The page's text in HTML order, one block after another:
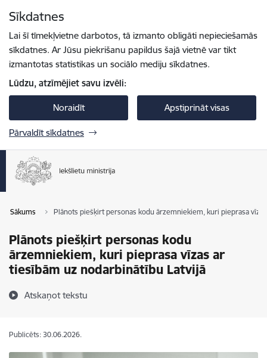
Sīkdatnes
Lai šī tīmekļvietne darbotos, tā izmanto obligāti nepieciešamās
sīkdatnes. Ar Jūsu piekrišanu papildus šajā vietnē var tikt
izmantotas statistikas un sociālo mediju sīkdatnes.
Lūdzu, atzīmējiet savu izvēli:
Noraidīt Apstiprināt visas
Pārvaldīt sīkdatnes
Sākums Plānots piešķirt personas kodu ārzemniekiem, kuri pieprasa
Plānots piešķirt personas kodu
ārzemniekiem, kuri pieprasa vīzas ar
tiesībām uz nodarbinātību Latvijā
Atskaņot tekstu
Publicēts: 30.06.2026.